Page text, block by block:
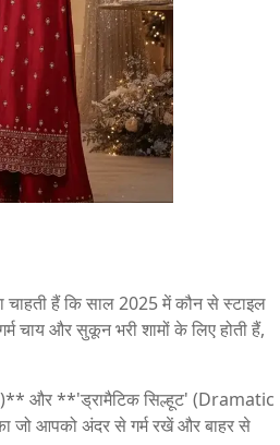
चाहती हैं कि साल 2025 में कौन से स्टाइल
चाय और सुकून भरी शामों के लिए होती हैं,
और **'ड्रामैटिक सिल्हूट' (Dramatic
जो आपको अंदर से गर्म रखें और बाहर से